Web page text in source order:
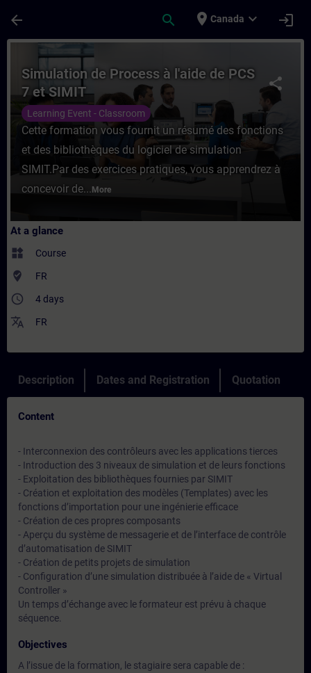
arrow_back search place Canada expand_more login
Course - Simulation de Process à l'aide
share
Simulation de Process à l'aide de PCS
7 et SIMIT
Learning Event - Classroom
Cette formation vous fournit un résumé des fonctions
et des bibliothèques du logiciel de simulation
SIMIT.Par des exercices pratiques, vous apprendrez à
concevoir de... More
At a glance
widgets Course
where_to_vote FR
access_time 4 days
translate FR
Description Dates and Registration Quotation
Content
- Interconnexion des contrôleurs avec les applications tierces
- Introduction des 3 niveaux de simulation et de leurs fonctions
- Exploitation des bibliothèques fournies par SIMIT
- Création et exploitation des modèles (Templates) avec les
fonctions d’importation pour une ingénierie efficace
- Création de ces propres composants
- Aperçu du système de messagerie et de l’interface de contrôle
d’automatisation de SIMIT
- Création de petits projets de simulation
- Configuration d’une simulation distribuée à l’aide de « Virtual
Controller »
Un temps d’échange avec le formateur est prévu à chaque
séquence.
Objectives
A l’issue de la formation, le stagiaire sera capable de :